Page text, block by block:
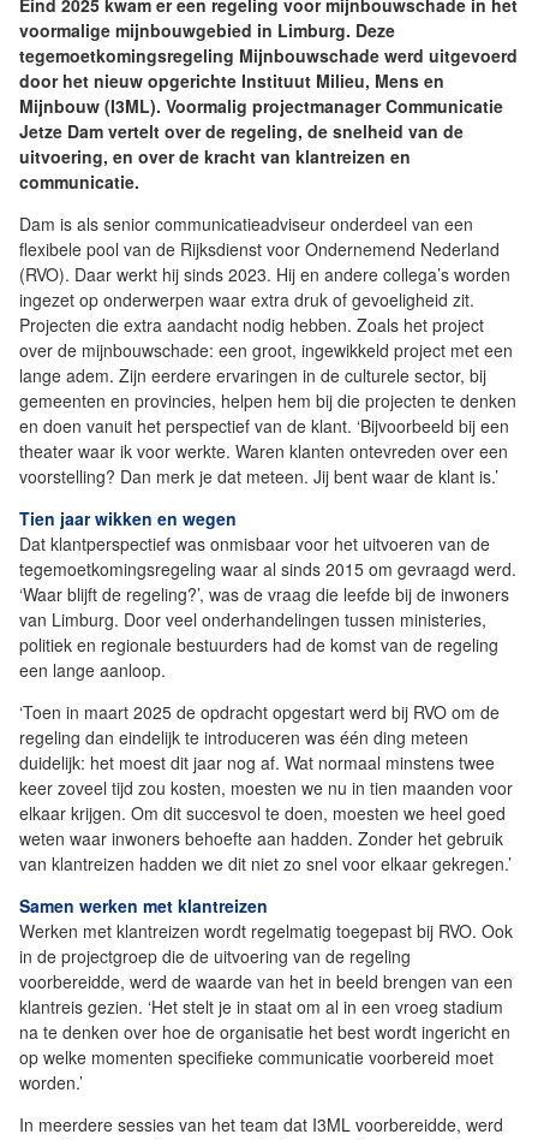
Eind 2025 kwam er een regeling voor mijnbouwschade in het
voormalige mijnbouwgebied in Limburg. Deze
tegemoetkomingsregeling Mijnbouwschade werd uitgevoerd
door het nieuw opgerichte Instituut Milieu, Mens en
Mijnbouw (I3ML). Voormalig projectmanager Communicatie
Jetze Dam vertelt over de regeling, de snelheid van de
uitvoering, en over de kracht van klantreizen en
communicatie.
Dam is als senior communicatieadviseur onderdeel van een
flexibele pool van de Rijksdienst voor Ondernemend Nederland
(RVO). Daar werkt hij sinds 2023. Hij en andere collega’s worden
ingezet op onderwerpen waar extra druk of gevoeligheid zit.
Projecten die extra aandacht nodig hebben. Zoals het project
over de mijnbouwschade: een groot, ingewikkeld project met een
lange adem. Zijn eerdere ervaringen in de culturele sector, bij
gemeenten en provincies, helpen hem bij die projecten te denken
en doen vanuit het perspectief van de klant. ‘Bijvoorbeeld bij een
theater waar ik voor werkte. Waren klanten ontevreden over een
voorstelling? Dan merk je dat meteen. Jij bent waar de klant is.’
Tien jaar wikken en wegen
Dat klantperspectief was onmisbaar voor het uitvoeren van de
tegemoetkomingsregeling waar al sinds 2015 om gevraagd werd.
‘Waar blijft de regeling?’, was de vraag die leefde bij de inwoners
van Limburg. Door veel onderhandelingen tussen ministeries,
politiek en regionale bestuurders had de komst van de regeling
een lange aanloop.
‘Toen in maart 2025 de opdracht opgestart werd bij RVO om de
regeling dan eindelijk te introduceren was één ding meteen
duidelijk: het moest dit jaar nog af. Wat normaal minstens twee
keer zoveel tijd zou kosten, moesten we nu in tien maanden voor
elkaar krijgen. Om dit succesvol te doen, moesten we heel goed
weten waar inwoners behoefte aan hadden. Zonder het gebruik
van klantreizen hadden we dit niet zo snel voor elkaar gekregen.’
Samen werken met klantreizen
Werken met klantreizen wordt regelmatig toegepast bij RVO. Ook
in de projectgroep die de uitvoering van de regeling
voorbereidde, werd de waarde van het in beeld brengen van een
klantreis gezien. ‘Het stelt je in staat om al in een vroeg stadium
na te denken over hoe de organisatie het best wordt ingericht en
op welke momenten specifieke communicatie voorbereid moet
worden.’
In meerdere sessies van het team dat I3ML voorbereidde, werd